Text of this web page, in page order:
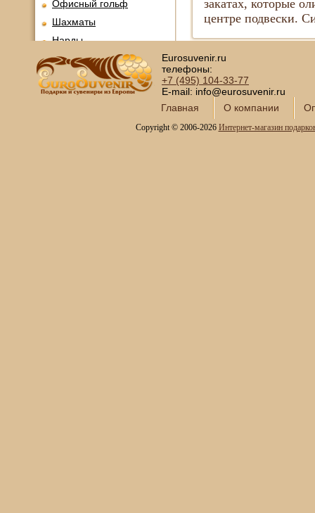
Офисный гольф
Шахматы
Нарды
Фарфоровые куклы
Из России с любовью
Подзорные трубы и
Колокола бронзовые
закатах, которые
центре подвески.
Eurosuvenir.ru
телефоны:
+7 (495) 104-33-77
E-mail: info@eurosuvenir.ru
Главная
О компании
Copyright © 2006-2026 Интернет-магазин